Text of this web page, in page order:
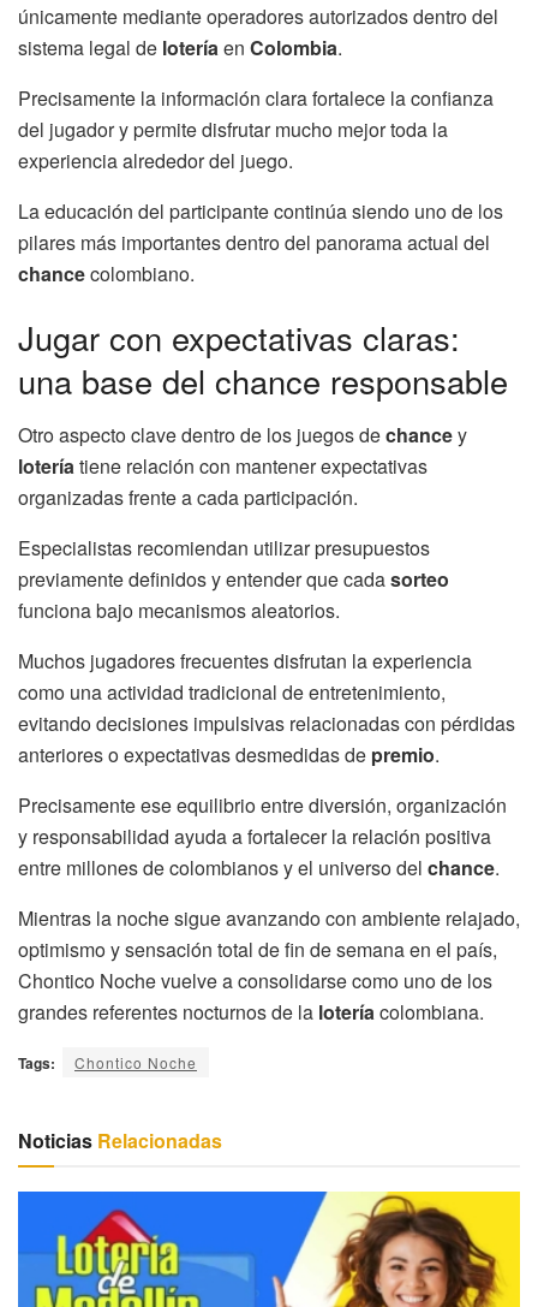
únicamente mediante operadores autorizados dentro del
sistema legal de loteríaen Colombia.
Precisamente la información clara fortalece la confianza
del jugador y permite disfrutar mucho mejor toda la
experiencia alrededor del juego.
La educación del participante continúa siendo uno de los
pilares más importantes dentro del panorama actual del
chancecolombiano.
Jugar con expectativas claras:
una base del chance responsable
Otro aspecto clave dentro de los juegos dechancey
loteríatiene relación con mantener expectativas
organizadas frente a cada participación.
Especialistas recomiendan utilizar presupuestos
previamente definidos y entender que cadasorteo
funciona bajo mecanismos aleatorios.
Muchos jugadores frecuentes disfrutan la experiencia
como una actividad tradicional de entretenimiento,
evitando decisiones impulsivas relacionadas con pérdidas
anteriores o expectativas desmedidas de premio.
Precisamente ese equilibrio entre diversión, organización
y responsabilidad ayuda a fortalecer la relación positiva
entre millones de colombianos y el universo del chance.
Mientras la noche sigue avanzando con ambiente relajado,
optimismo y sensación total de fin de semana en el país,
Chontico Noche vuelve a consolidarse como uno de los
grandes referentes nocturnos de la loteríacolombiana.
Tags: Chontico Noche
Noticias Relacionadas